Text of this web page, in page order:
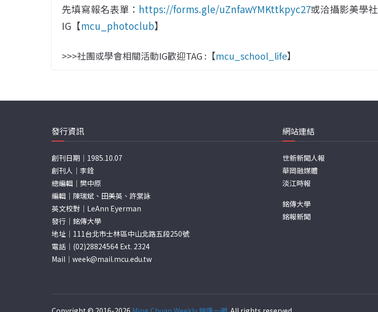
先填寫報名表單： https://forms.gle/uZnfawYMKttkpyc27或洽攝影美學社
IG【mcu_photoclub】
>>>社團或學會相關活動IG歡迎TAG :【mcu_school_life】
發行資訊
創刊日期｜1985.10.07
創刊人｜李銓
總編輯｜樊中原
編輯｜陳瑞斌、田美英、許棠詠
英文校對｜LeAnn Eyerman
發行｜銘傳大學
地址｜111台北市士林區中山北路五段250號
電話｜(02)28824564 Ext. 2324
Mail｜ week@mail.mcu.edu.tw
網站連結
世新新聞人報
華岡融媒體
淡江時報
銘傳大學
銘報新聞